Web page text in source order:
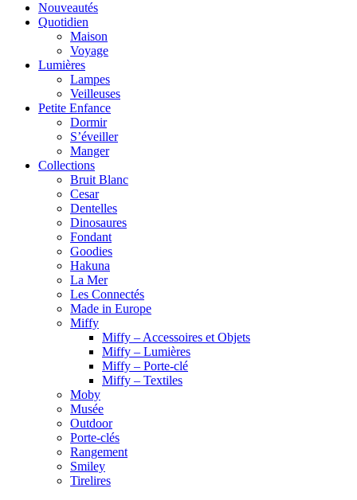
Nouveautés
Quotidien
Maison
Voyage
Lumières
Lampes
Veilleuses
Petite Enfance
Dormir
S’éveiller
Manger
Collections
Bruit Blanc
Cesar
Dentelles
Dinosaures
Fondant
Goodies
Hakuna
La Mer
Les Connectés
Made in Europe
Miffy
Miffy – Accessoires et Objets
Miffy – Lumières
Miffy – Porte-clé
Miffy – Textiles
Moby
Musée
Outdoor
Porte-clés
Rangement
Smiley
Tirelires